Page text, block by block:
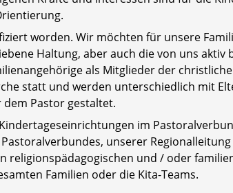
worden. Wir möchten für unsere
Haltung, aber auch die von uns aktiv
als Mitglieder der
statt und werden unterschiedlich mit
Pastor gestaltet.
im
unserer Regionalleitung
religionspädagogischen und / oder
Familien oder die Kita-Teams.